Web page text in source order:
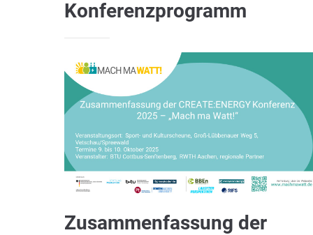
Konferenzprogramm
Zusammenfassung der